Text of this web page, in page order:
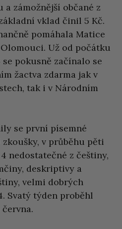
a zámožnější občané z
vklad činil 5 Kč.
pomáhala Matice
Už od počátku
se pokusně začínalo se
žactva zdarma jak v
tak i v Národním
se první písemné
v průběhu pěti
nedostatečné z češtiny,
deskriptivy a
velmi dobrých
Svatý týden proběhl